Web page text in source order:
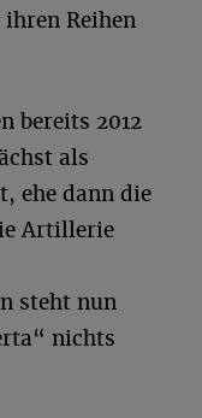
Reihen
bereits 2012
als
ehe dann die
Artillerie
steht nun
nichts